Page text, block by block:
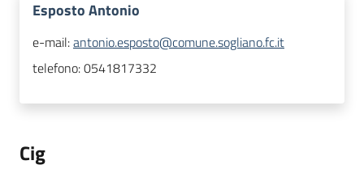
Esposto Antonio
e-mail:antonio.esposto@comune.sogliano.fc.it
telefono:0541817332
Cig